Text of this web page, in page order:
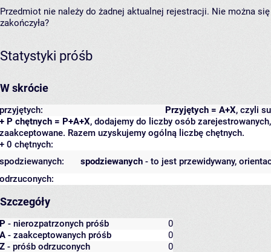
Przedmiot nie należy do żadnej aktualnej rejestracji. Nie można
zakończyła?
Statystyki próśb
W skrócie
Przyjętych = A+X, czyli
przyjętych:
+ P chętnych = P+A+X, dodajemy do liczby osób
zaakceptowane. Razem uzyskujemy ogólną liczbę chętnych.
+ 0 chętnych:
spodziewanych - to jest przewidywany,
spodziewanych:
odrzuconych:
Szczegóły
P - nierozpatrzonych próśb
0
A - zaakceptowanych próśb
0
Z - próśb odrzuconych
0